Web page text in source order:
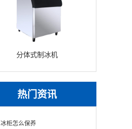
分体式制冰机
热门资讯
冰柜怎么保养